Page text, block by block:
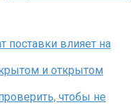
поставки влияет на
и открытом
чтобы не